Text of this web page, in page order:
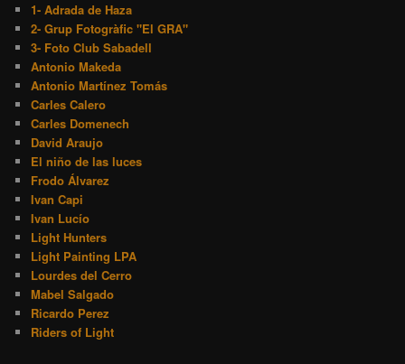
1- Adrada de Haza
2- Grup Fotogràfic "El GRA"
3- Foto Club Sabadell
Antonio Makeda
Antonio Martínez Tomás
Carles Calero
Carles Domenech
David Araujo
El niño de las luces
Frodo Álvarez
Ivan Capi
Ivan Lucío
Light Hunters
Light Painting LPA
Lourdes del Cerro
Mabel Salgado
Ricardo Perez
Riders of Light